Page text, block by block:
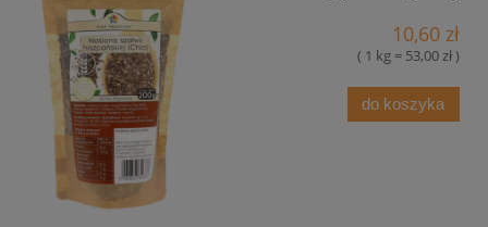
10,60 zł
( 1 kg = 53,00 zł )
do koszyka